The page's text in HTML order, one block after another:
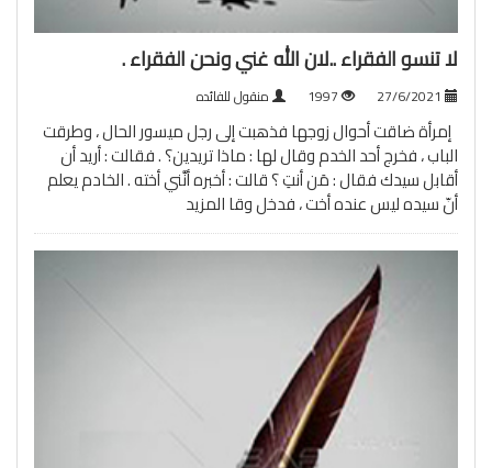
لا تنسو الفقراء ..لان الله غني ونحن الفقراء .
1997 منقول للفائده
إمرأة ضاقت أحوال زوجها فذهبت إلى رجل ميسور الحال ، وطرقت
الباب ، فخرج أحد الخدم وقال لها : ماذا تريدين؟ . فقالت : أريد أن
أقابل سيدك فقال : مَن أنتِ ؟ قالت : أخبره أنَّني أخته . الخادم يعلم
أنّ سيده ليس عنده أخت ، فدخل وقاالمزيد